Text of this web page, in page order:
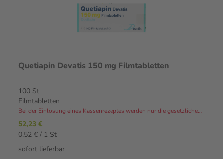
Quetiapin Devatis 150 mg Filmtabletten
100 St
Filmtabletten
Bei der Einlösung eines Kassenrezeptes werden nur die gesetzlichen Zuzahlungen und Eigenanteile in Rechnung gestellt.⁴
52,23 €
0,52 € / 1 St
sofort lieferbar